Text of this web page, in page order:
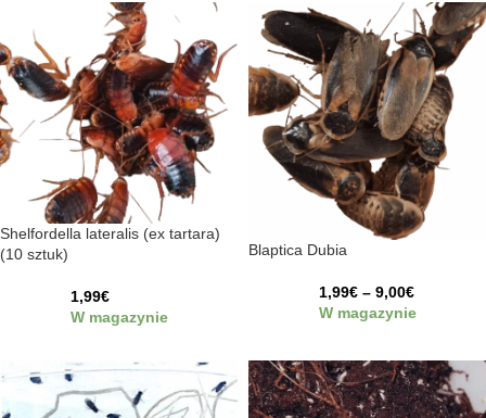
Shelfordella lateralis (ex tartara)
(10 sztuk)
1,99€
W magazynie
Blaptica Dubia
1,99€ – 9,00€
W magazynie